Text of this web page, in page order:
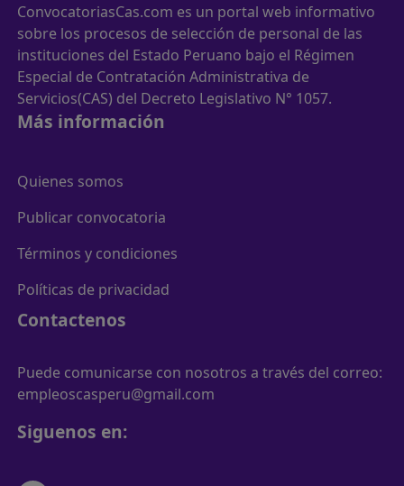
ConvocatoriasCas.com es un portal web informativo
sobre los procesos de selección de personal de las
instituciones del Estado Peruano bajo el Régimen
Especial de Contratación Administrativa de
Servicios(CAS) del Decreto Legislativo N° 1057.
Más información
Quienes somos
Publicar convocatoria
Términos y condiciones
Políticas de privacidad
Contactenos
Puede comunicarse con nosotros a través del correo:
empleoscasperu@gmail.com
Siguenos en: